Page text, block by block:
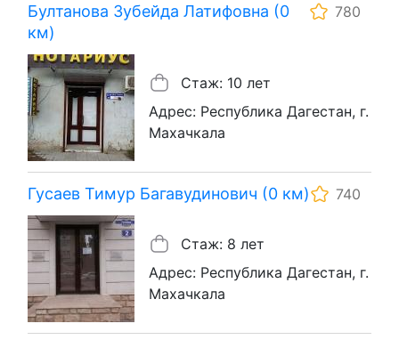
Бултанова Зубейда Латифовна (0
км)
780
Стаж: 10 лет
Адрес: Республика Дагестан, г.
Махачкала
Гусаев Тимур Багавудинович (0 км) 740
Стаж: 8 лет
Адрес: Республика Дагестан, г.
Махачкала